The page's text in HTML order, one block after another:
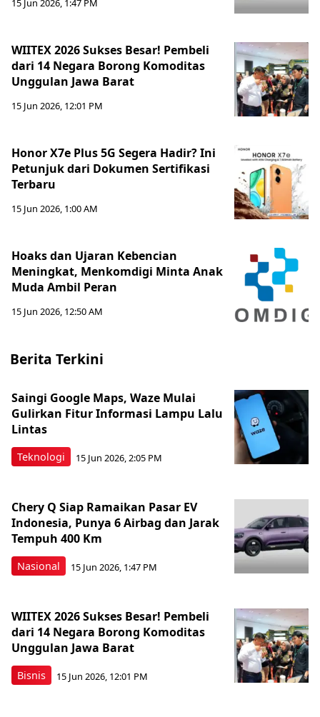
15 Jun 2026, 1:47 PM
WIITEX 2026 Sukses Besar! Pembeli
dari 14 Negara Borong Komoditas
Unggulan Jawa Barat
15 Jun 2026, 12:01 PM
Honor X7e Plus 5G Segera Hadir? Ini
Petunjuk dari Dokumen Sertifikasi
Terbaru
15 Jun 2026, 1:00 AM
Hoaks dan Ujaran Kebencian
Meningkat, Menkomdigi Minta Anak
Muda Ambil Peran
15 Jun 2026, 12:50 AM
Berita Terkini
Teknologi
Saingi Google Maps, Waze Mulai
Gulirkan Fitur Informasi Lampu Lalu
Lintas
15 Jun 2026, 2:05 PM
Nasional
Chery Q Siap Ramaikan Pasar EV
Indonesia, Punya 6 Airbag dan Jarak
Tempuh 400 Km
15 Jun 2026, 1:47 PM
Bisnis
WIITEX 2026 Sukses Besar! Pembeli
dari 14 Negara Borong Komoditas
Unggulan Jawa Barat
15 Jun 2026, 12:01 PM